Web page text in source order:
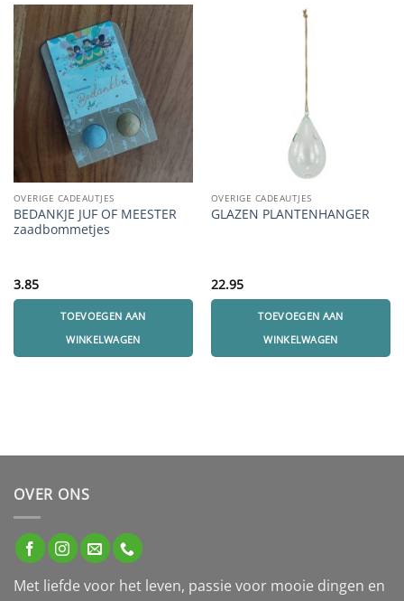
OVERIGE CADEAUTJES
BEDANKJE JUF OF MEESTER
zaadbommetjes
3.85
TOEVOEGEN AAN
WINKELWAGEN
OVERIGE CADEAUTJES
GLAZEN PLANTENHANGER
22.95
TOEVOEGEN AAN
WINKELWAGEN
OVER ONS
Met liefde voor het leven, passie voor mooie dingen en